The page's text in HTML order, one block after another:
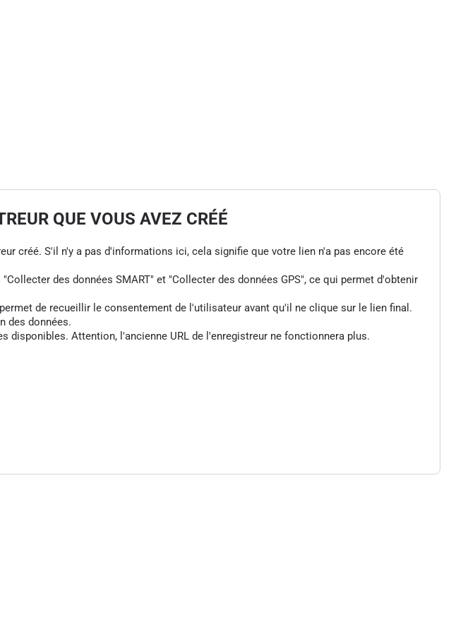
QUE VOUS AVEZ CRÉÉ
créé. S'il n'y a pas d'informations ici, cela signifie que votre lien n'a pas encore été
des données SMART" et "Collecter des données GPS", ce qui permet d'obtenir
de recueillir le consentement de l'utilisateur avant qu'il ne clique sur le lien final.
des données.
disponibles. Attention, l'ancienne URL de l'enregistreur ne fonctionnera plus.